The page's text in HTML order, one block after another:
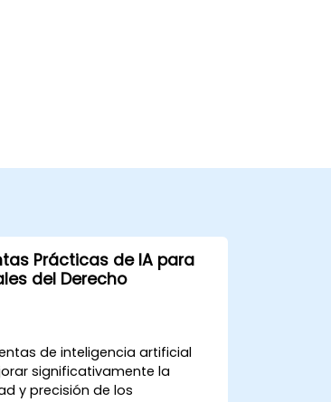
Prácticas de IA para
del Derecho
de inteligencia artificial
significativamente la
y precisión de los